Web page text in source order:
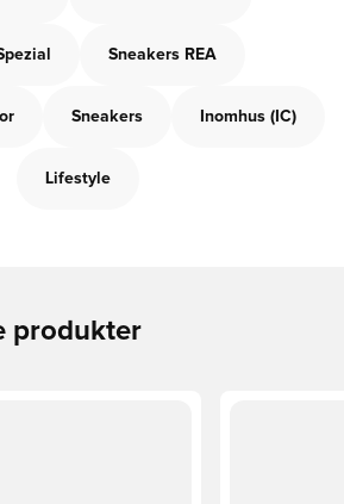
Sneakers REA
Sneakers Inomhus (IC)
Lifestyle
produkter